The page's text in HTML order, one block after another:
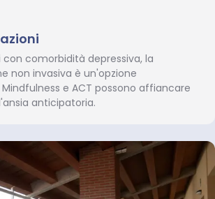
con comorbidità depressiva, la
non invasiva è un'opzione
e ACT possono affiancare
anticipatoria.